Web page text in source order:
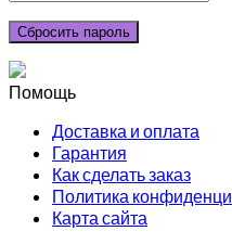
Сбросить пароль
Помощь
Доставка и оплата
Гарантия
Как сделать заказ
Политика
Карта сайта